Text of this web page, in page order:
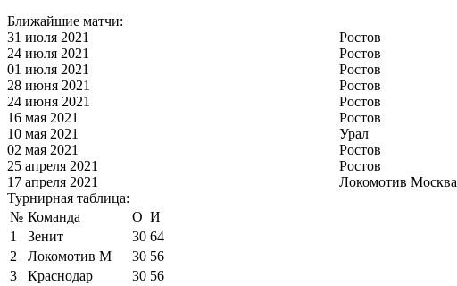
Ближайшие матчи:
31 июля 2021
Ростов
24 июля 2021
Ростов
01 июля 2021
Ростов
28 июня 2021
Ростов
24 июня 2021
Ростов
16 мая 2021
Ростов
10 мая 2021
Урал
02 мая 2021
Ростов
25 апреля 2021
Ростов
17 апреля 2021
Локомотив Москва
Турнирная таблица:
№ Команда О И
1
Зенит 30 64
2
Локомотив М 30 56
3
Краснодар 30 56